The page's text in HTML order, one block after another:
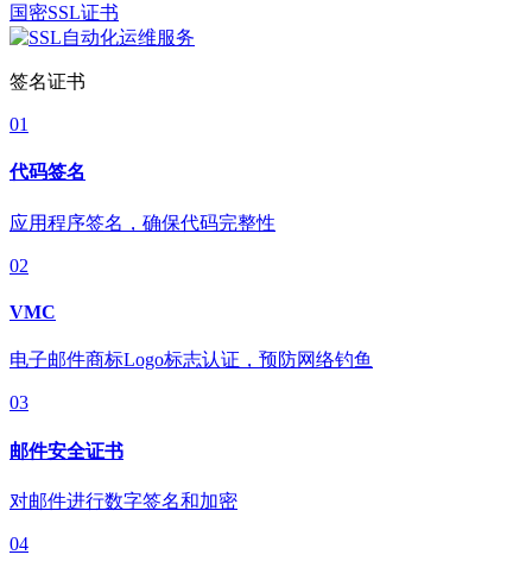
国密SSL证书
签名证书
01
代码签名
应用程序签名，确保代码完整性
02
VMC
电子邮件商标Logo标志认证，预防网络钓鱼
03
邮件安全证书
对邮件进行数字签名和加密
04